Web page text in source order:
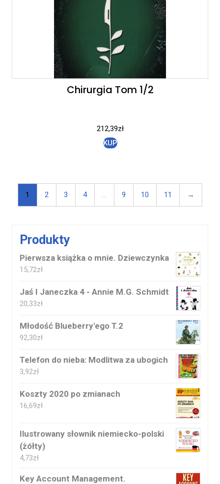
Chirurgia Tom 1/2
212,39zł
KUP
1 2 3 4 … 9 10 11 →
Produkty
Pierwsza książka o mnie. Dziewczynka
15,72zł
Jaś I Janeczka 4 - Annie M.G. Schmidt
20,33zł
Młodość Blueberry'ego T.2
92,30zł
Telefon do nieba: Modlitwa za ubogich
3,92zł
Koszty 2020 po zmianach
16,69zł
Ilustrowany słownik niemiecko-polski
(żółty)
4,73zł
Key Account Management.